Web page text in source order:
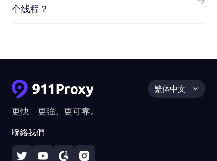
个线程？
更快、更強、更可靠。
聯絡我們
繁体中文